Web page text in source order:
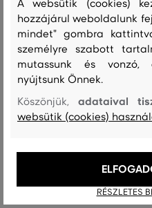
AKCIÓ -30%
PÓLÓ GANT SMALL GRAPHIC SS
48 990 Ft
34 290 Ft
A websütik (cookies)
hozzájárul weboldalunk
mindet" gombra
személyre szabott
mutassunk és vonzó,
nyújtsunk Önnek.
Köszönjük,adataival
websütik (cookies)
RÉSZLETES